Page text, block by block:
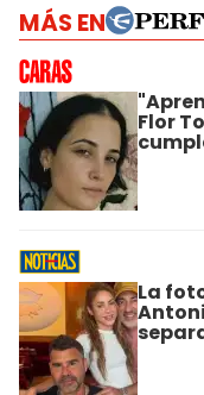
MÁS EN
Flor
La